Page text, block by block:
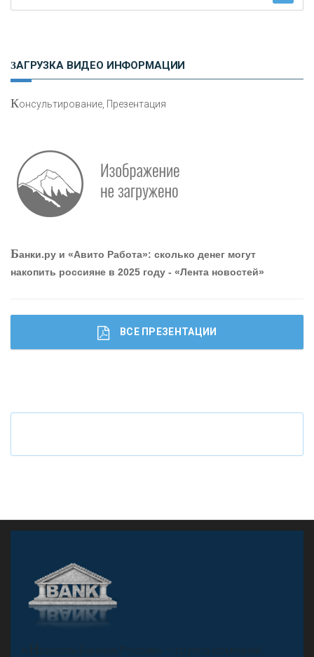
привлечь и удержать персонал - «Интервью»
Что будет с наличными деньгами при цифровом
ЗАГРУЗКА ВИДЕО ИНФОРМАЦИИ
Консультирование, Презентация
Банки.ру и «Авито Работа»: сколько денег могут
накопить россияне в 2025 году - «Лента новостей»
ВСЕ ПРЕЗЕНТАЦИИ
«Н
овости Банков России» – группа компаний,